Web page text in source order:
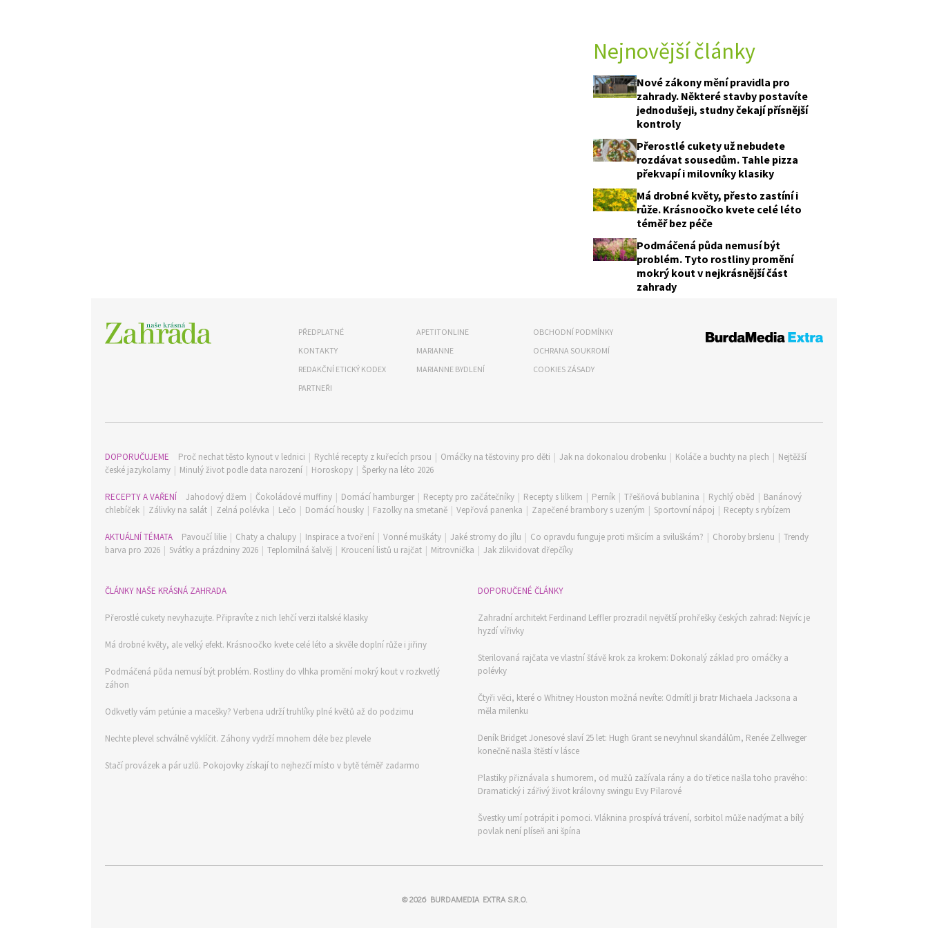
Nejnovější články
Nové zákony mění pravidla pro
zahrady. Některé stavby postavíte
jednodušeji, studny čekají přísnější
kontroly
Přerostlé cukety už nebudete
rozdávat sousedům. Tahle pizza
překvapí i milovníky klasiky
Má drobné květy, přesto zastíní i
růže. Krásnoočko kvete celé léto
téměř bez péče
Podmáčená půda nemusí být
problém. Tyto rostliny promění
mokrý kout v nejkrásnější část
zahrady
PŘEDPLATNÉ
KONTAKTY
REDAKČNÍ ETICKÝ KODEX
PARTNEŘI
APETITONLINE
MARIANNE
MARIANNE BYDLENÍ
OBCHODNÍ PODMÍNKY
OCHRANA SOUKROMÍ
COOKIES ZÁSADY
DOPORUČUJEME Proč nechat těsto kynout v lednici | Rychlé recepty z kuřecích prsou | Omáčky na těstoviny pro děti | Jak na dokonalou drobenku | Koláče a buchty na plech | Nejtěžší
české jazykolamy | Minulý život podle data narození | Horoskopy | Šperky na léto 2026
RECEPTY A VAŘENÍ Jahodový džem | Čokoládové muffiny | Domácí hamburger | Recepty pro začátečníky | Recepty s lilkem | Perník | Třešňová bublanina | Rychlý oběd | Banánový
chlebíček | Zálivky na salát | Zelná polévka | Lečo | Domácí housky | Fazolky na smetaně | Vepřová panenka | Zapečené brambory s uzeným | Sportovní nápoj | Recepty s rybízem
AKTUÁLNÍ TÉMATA Pavoučí lilie | Chaty a chalupy | Inspirace a tvoření | Vonné muškáty | Jaké stromy do jílu | Co opravdu funguje proti mšicím a sviluškám? | Choroby brslenu | Trendy
barva pro 2026 | Svátky a prázdniny 2026 | Teplomilná šalvěj | Kroucení listů u rajčat | Mitrovnička | Jak zlikvidovat dřepčíky
ČLÁNKY NAŠE KRÁSNÁ ZAHRADA
Přerostlé cukety nevyhazujte. Připravíte z nich lehčí verzi italské klasiky
Má drobné květy, ale velký efekt. Krásnoočko kvete celé léto a skvěle doplní růže i jiřiny
Podmáčená půda nemusí být problém. Rostliny do vlhka promění mokrý kout v rozkvetlý
záhon
Odkvetly vám petúnie a macešky? Verbena udrží truhlíky plné květů až do podzimu
Nechte plevel schválně vyklíčit. Záhony vydrží mnohem déle bez plevele
Stačí provázek a pár uzlů. Pokojovky získají to nejhezčí místo v bytě téměř zadarmo
DOPORUČENÉ ČLÁNKY
Zahradní architekt Ferdinand Leffler prozradil největší prohřešky českých zahrad: Nejvíc je
hyzdí vířivky
Sterilovaná rajčata ve vlastní šťávě krok za krokem: Dokonalý základ pro omáčky a
polévky
Čtyři věci, které o Whitney Houston možná nevíte: Odmítl ji bratr Michaela Jacksona a
měla milenku
Deník Bridget Jonesové slaví 25 let: Hugh Grant se nevyhnul skandálům, Renée Zellweger
konečně našla štěstí v lásce
Plastiky přiznávala s humorem, od mužů zažívala rány a do třetice našla toho pravého:
Dramatický i zářivý život královny swingu Evy Pilarové
Švestky umí potrápit i pomoci. Vláknina prospívá trávení, sorbitol může nadýmat a bílý
povlak není plíseň ani špína
© 2026 BURDAMEDIA EXTRA S.R.O.